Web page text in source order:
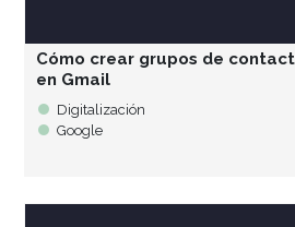
Cómo crear grupos de
en Gmail
Digitalización
Google